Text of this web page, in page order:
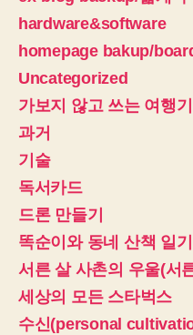
hardware&software
homepage bakup/
Uncategorized
가보지 않고 쓰는 여행기
과거
기술
독서카드
드론 만들기
똑순이와 동네 산책 일기
서른 살 사촌의 우울(서
세상의 모든 스타벅스
수신(personal